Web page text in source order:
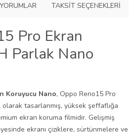
YORUMLAR TAKSIT SEÇENEKLERI
Pro Ekran
Parlak Nano
Koruyucu Nano, Oppo Reno15 Pro
tasarlanmış, yüksek şeffaflığa
ekran koruma filmidir. Gelişmiş
ekranı çiziklere, sürtünmelere ve